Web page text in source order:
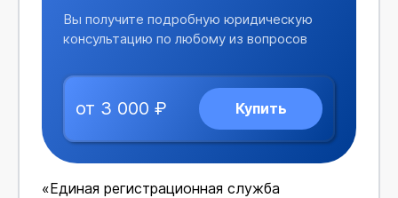
Вы получите подробную юридическую
консультацию по любому из вопросов
от 3 000 ₽ Купить
«Единая регистрационная служба